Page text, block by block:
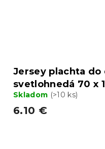
Jersey plachta
svetlohnedá 70 x
Skladom (>10 ks)
6.10 €